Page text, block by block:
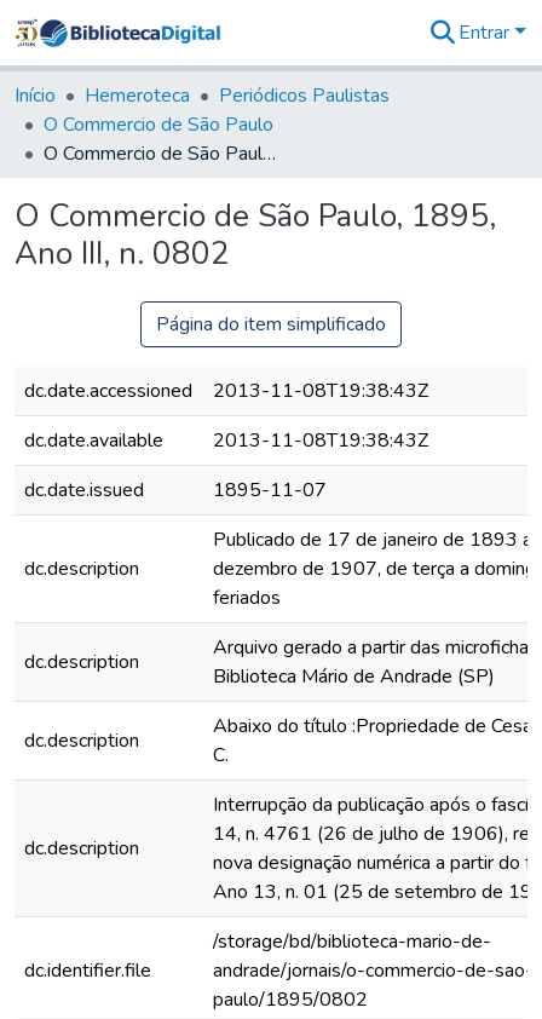
&
Coleções
Tudo na
Biblioteca
Estatísticas
Entrar
Início Hemeroteca
Periódicos Paulistas
O Commercio de São Paulo
O Commercio de São Paulo, 1895, Ano III, n. 0802
O Commercio de São Paulo, 1895,
Ano III, n. 0802
Página do item simplificado
dc.date.accessioned
2013-11-08T19:38:43Z
dc.date.available
2013-11-08T19:38:43Z
dc.date.issued
1895-11-07
dc.description
Publicado de 17 de janeiro de 1893 a
dezembro de 1907, de terça a
feriados
dc.description
Arquivo gerado a partir das
Biblioteca Mário de Andrade (SP)
dc.description
Abaixo do título :Propriedade de
C.
dc.description
Interrupção da publicação após o
14, n. 4761 (26 de julho de 1906),
nova designação numérica a partir do
Ano 13, n. 01 (25 de setembro de
dc.identifier.file
/storage/bd/biblioteca-mario-de-
andrade/jornais/o-commercio-de-sao-
paulo/1895/0802